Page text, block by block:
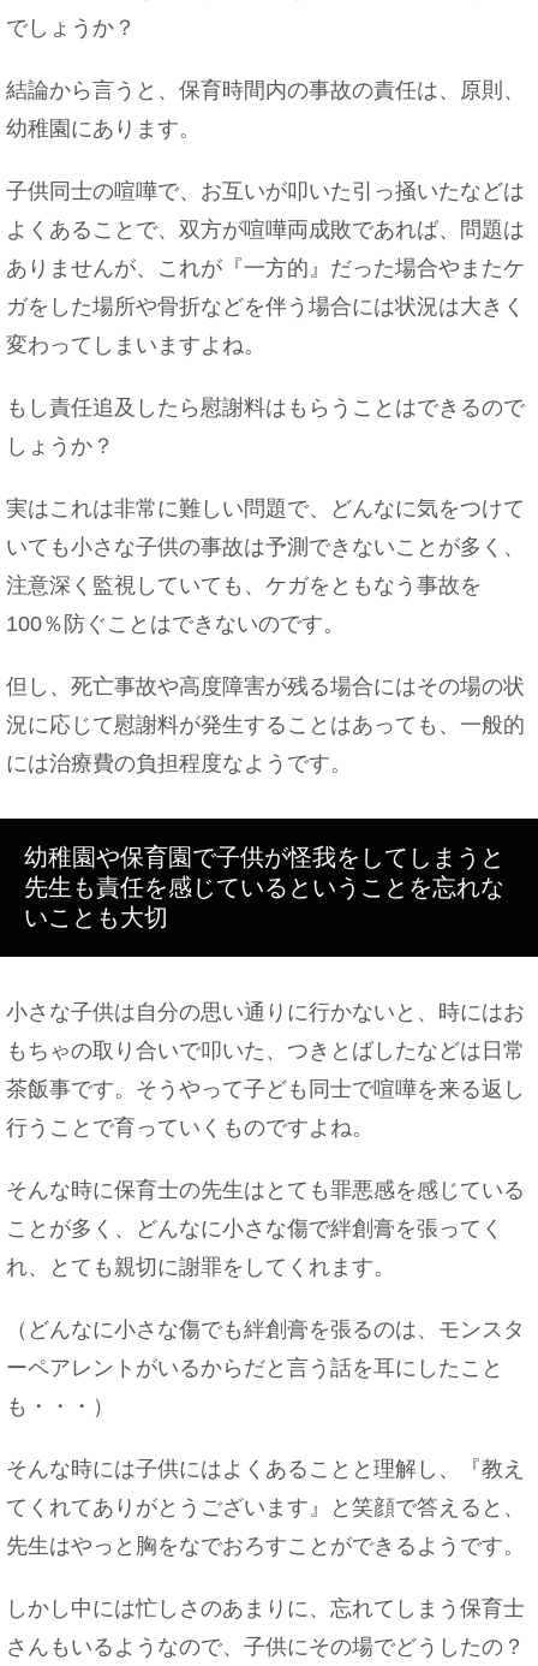
元夫と再婚したい…離婚したことを後悔する女性へ
脳のmri検査を子供が受ける場合の注意点について
解説！
焼肉のバイトは匂いが染みつく？焼肉屋でのバイト
に誘う方法
猫と人間の赤ちゃんが一緒に暮らす時に注意したい
こと
バイトの面接で失敗しないメイクや服装選びはこ
れ！
でしょうか？
結論から言うと、保育時間内の事故の責任は、原則、
幼稚園にあります。
子供同士の喧嘩で、お互いが叩いた引っ掻いたなどは
よくあることで、双方が喧嘩両成敗であれば、問題は
ありませんが、これが『一方的』だった場合やまたケ
ガをした場所や骨折などを伴う場合には状況は大きく
変わってしまいますよね。
もし責任追及したら慰謝料はもらうことはできるので
しょうか？
実はこれは非常に難しい問題で、どんなに気をつけて
いても小さな子供の事故は予測できないことが多く、
注意深く監視していても、ケガをともなう事故を
100％防ぐことはできないのです。
但し、死亡事故や高度障害が残る場合にはその場の状
況に応じて慰謝料が発生することはあっても、一般的
には治療費の負担程度なようです。
幼稚園や保育園で子供が怪我をしてしまうと
先生も責任を感じているということを忘れな
いことも大切
小さな子供は自分の思い通りに行かないと、時にはお
もちゃの取り合いで叩いた、つきとばしたなどは日常
茶飯事です。そうやって子ども同士で喧嘩を来る返し
行うことで育っていくものですよね。
そんな時に保育士の先生はとても罪悪感を感じている
ことが多く、どんなに小さな傷で絆創膏を張ってく
れ、とても親切に謝罪をしてくれます。
（どんなに小さな傷でも絆創膏を張るのは、モンスタ
ーペアレントがいるからだと言う話を耳にしたこと
も・・・）
そんな時には子供にはよくあることと理解し、『教え
てくれてありがとうございます』と笑顔で答えると、
先生はやっと胸をなでおろすことができるようです。
しかし中には忙しさのあまりに、忘れてしまう保育士
さんもいるようなので、子供にその場でどうしたの？